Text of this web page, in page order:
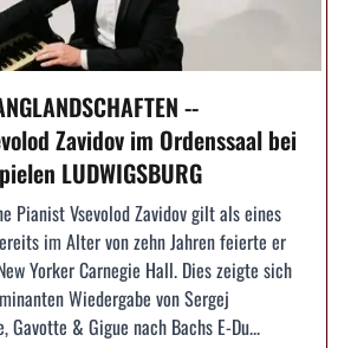
--
Zavidov im Ordenssaal bei
LUDWIGSBURG
Pianist Vsevolod Zavidov gilt als eines
im Alter von zehn Jahren feierte er
Yorker Carnegie Hall. Dies zeigte sich
Wiedergabe von Sergej
Gavotte & Gigue nach Bachs E-Du...